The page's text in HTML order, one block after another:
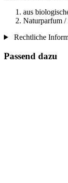
aus
Naturparfum /
Rechtliche
Passend dazu